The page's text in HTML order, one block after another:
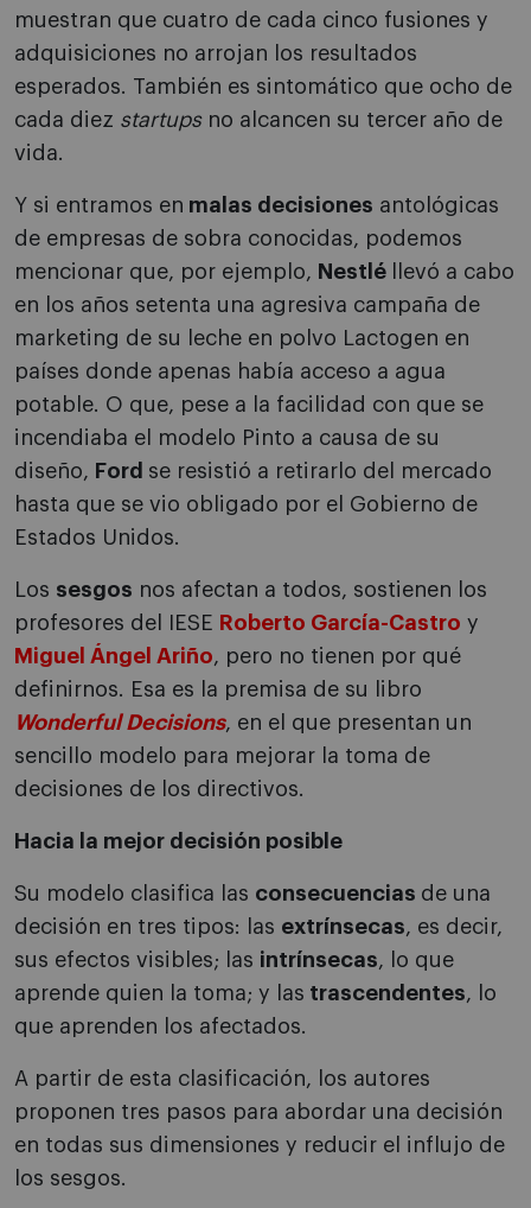
muestran que cuatro de cada cinco fusiones y
adquisiciones no arrojan los resultados
esperados. También es sintomático que ocho de
cada diez startups no alcancen su tercer año de
vida.
Y si entramos en malas decisiones antológicas
de empresas de sobra conocidas, podemos
mencionar que, por ejemplo, Nestlé
llevó a cabo
en los años setenta una agresiva campaña de
marketing de su leche en polvo Lactogen en
países donde apenas había acceso a agua
potable. O que, pese a la facilidad con que se
incendiaba el modelo Pinto a causa de su
diseño, Ford se resistió a retirarlo del mercado
hasta que se vio obligado por el Gobierno de
Estados Unidos.
Los sesgos nos afectan a todos, sostienen los
profesores del IESE Roberto García-Castro y
Miguel Ángel Ariño, pero no tienen por qué
definirnos. Esa es la premisa de su libro
Wonderful Decisions, en el que presentan un
sencillo modelo para mejorar la toma de
decisiones de los directivos.
Hacia la mejor decisión posible
Su modelo clasifica las consecuencias de una
decisión en tres tipos: las extrínsecas, es decir,
sus efectos visibles; las intrínsecas, lo que
aprende quien la toma; y las trascendentes, lo
que aprenden los afectados.
A partir de esta clasificación, los autores
proponen tres pasos para abordar una decisión
en todas sus dimensiones y reducir el influjo de
los sesgos.